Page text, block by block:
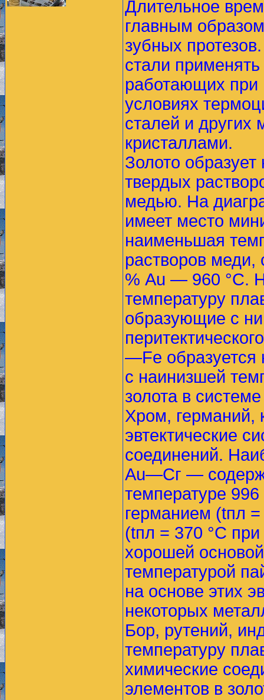
Длительное
главным
зубных
стали
работающих при
условиях
сталей и других
кристаллами.
Золото
твердых
медью. На
имеет место
наименьшая
растворов
% Аu — 960 °С.
температуру
образующие с
—Fe образуется
с наинизшей
золота в
Хром, германий,
эвтектические
соединений.
Аu—Сг —
температуре 996
германием (tпл
(tпл = 370 °С
хорошей
температурой
на основе этих
некоторых
Бор, рутений,
температуру
химические
элементов в